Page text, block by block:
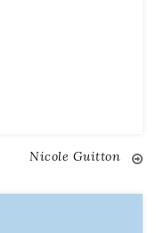
Nicole Guitton